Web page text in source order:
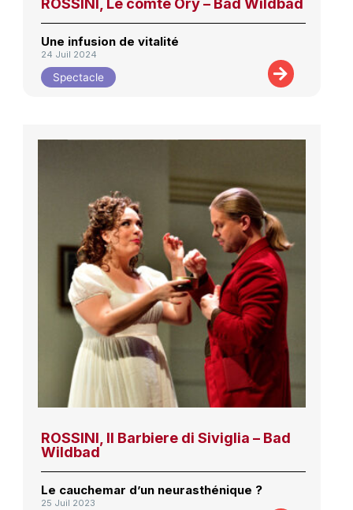
Une infusion de vitalité
24 Juil 2024
Spectacle
ROSSINI, Il Barbiere di Siviglia – Bad
Wildbad
Le cauchemar d’un neurasthénique ?
25 Juil 2023